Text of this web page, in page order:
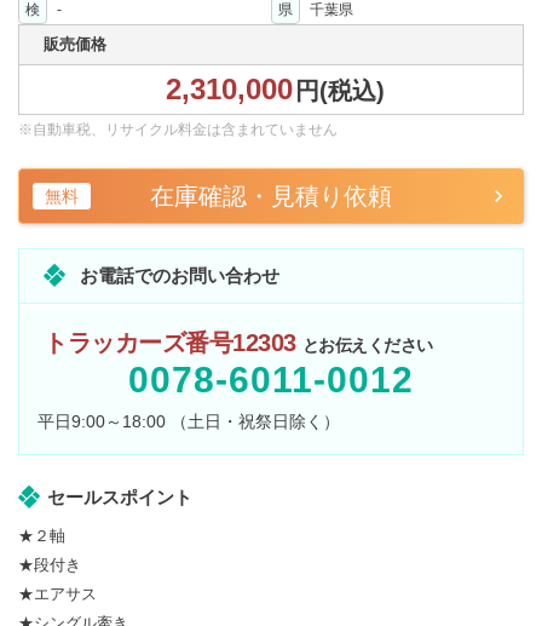
検
- 県 千葉県
販売価格
2,310,000 円(税込)
※自動車税、リサイクル料金は含まれていません
無料 在庫確認・見積り依頼
お電話でのお問い合わせ
トラッカーズ番号12303 とお伝えください
0078-6011-0012
平日9:00～18:00 （土日・祝祭日除く）
セールスポイント
★２軸
★段付き
★エアサス